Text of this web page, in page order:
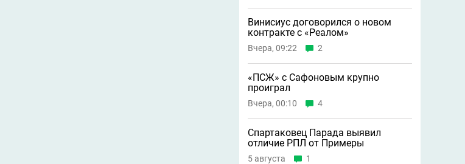
Винисиус договорился о новом
контракте с «Реалом»
Вчера, 09:22 2
«ПСЖ» с Сафоновым крупно
проиграл
Вчера, 00:10 4
Спартаковец Парада выявил
отличие РПЛ от Примеры
5 августа 1